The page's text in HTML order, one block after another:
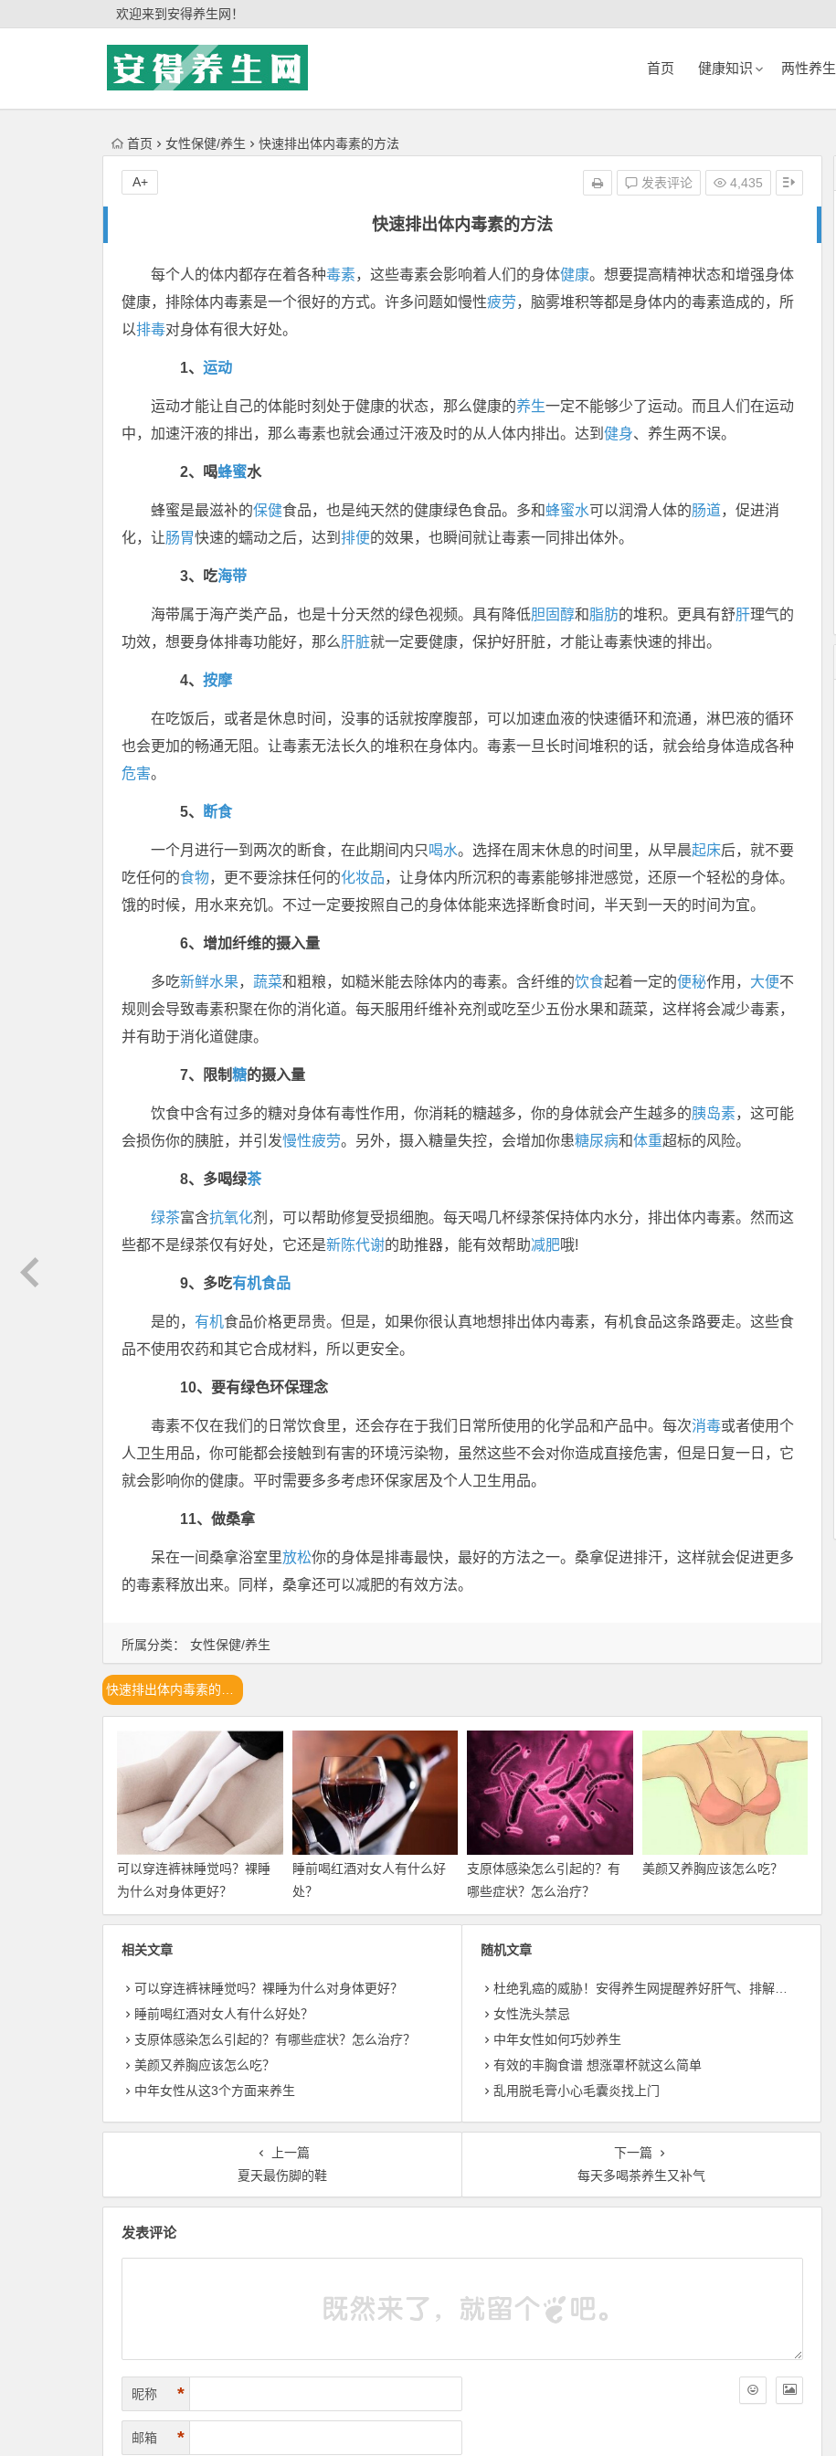
欢迎来到安得养生网！
首页 健康知识 两性养生
首页 女性保健/养生 快速排出体内毒素的方法
快速排出体内毒素的方法
发表评论 4,435
A+
所属分类： 女性保健/养生
每个人的体内都存在着各种毒素，这些毒素会影响着人们的身体健康。想要提高精神状态和增强身体
健康，排除体内毒素是一个很好的方式。许多问题如慢性疲劳，脑雾堆积等都是身体内的毒素造成的，所
以排毒对身体有很大好处。
1、 运动
运动才能让自己的体能时刻处于健康的状态，那么健康的养生一定不能够少了运动。而且人们在运动
中，加速汗液的排出，那么毒素也就会通过汗液及时的从人体内排出。达到 健身、养生两不误。
2、喝蜂蜜水
蜂蜜是最滋补的保健食品，也是纯天然的健康绿色食品。多和蜂蜜水可以润滑人体的肠道，促进消
化，让肠胃快速的蠕动之后，达到 排便的效果，也瞬间就让毒素一同排出体外。
3、吃海带
海带属于海产类产品，也是十分天然的绿色视频。具有降低胆固醇和脂肪的堆积。更具有舒肝理气的
功效，想要身体排毒功能好，那么肝脏就一定要健康，保护好肝脏，才能让毒素快速的排出。
4、 按摩
在吃饭后，或者是休息时间，没事的话就按摩腹部，可以加速血液的快速循环和流通，淋巴液的循环
也会更加的畅通无阻。让毒素无法长久的堆积在身体内。毒素一旦长时间堆积的话，就会给身体造成各种
危害。
5、 断食
一个月进行一到两次的断食，在此期间内只 喝水。选择在周末休息的时间里，从早晨起床后，就不要
吃任何的食物，更不要涂抹任何的化妆品，让身体内所沉积的毒素能够排泄感觉，还原一个轻松的身体。
饿的时候，用水来充饥。不过一定要按照自己的身体体能来选择断食时间，半天到一天的时间为宜。
6、增加纤维的摄入量
多吃新鲜水果， 蔬菜和粗粮，如糙米能去除体内的毒素。含纤维的饮食起着一定的便秘作用， 大便不
规则会导致毒素积聚在你的消化道。每天服用纤维补充剂或吃至少五份水果和蔬菜，这样将会减少毒素，
并有助于消化道健康。
7、限制糖的摄入量
饮食中含有过多的糖对身体有毒性作用，你消耗的糖越多，你的身体就会产生越多的胰岛素，这可能
会损伤你的胰脏，并引发慢性疲劳。另外，摄入糖量失控，会增加你患糖尿病和体重超标的风险。
8、多喝绿茶
绿茶富含抗氧化剂，可以帮助修复受损细胞。每天喝几杯绿茶保持体内水分，排出体内毒素。然而这
些都不是绿茶仅有好处，它还是新陈代谢的助推器，能有效帮助减肥哦!
9、多吃有机食品
是的， 有机食品价格更昂贵。但是，如果你很认真地想排出体内毒素，有机食品这条路要走。这些食
品不使用农药和其它合成材料，所以更安全。
10、要有绿色环保理念
毒素不仅在我们的日常饮食里，还会存在于我们日常所使用的化学品和产品中。每次消毒或者使用个
人卫生用品，你可能都会接触到有害的环境污染物，虽然这些不会对你造成直接危害，但是日复一日，它
就会影响你的健康。平时需要多多考虑环保家居及个人卫生用品。
11、做桑拿
呆在一间桑拿浴室里放松你的身体是排毒最快，最好的方法之一。桑拿促进排汗，这样就会促进更多
的毒素释放出来。同样，桑拿还可以减肥的有效方法。
可以穿连裤袜睡觉吗？裸睡
为什么对身体更好？
睡前喝红酒对女人有什么好
处？
支原体感染怎么引起的？有
哪些症状？怎么治疗？
美颜又养胸应该怎么吃？
相关文章
可以穿连裤袜睡觉吗？裸睡为什么对身体更好？
睡前喝红酒对女人有什么好处？
支原体感染怎么引起的？有哪些症状？怎么治疗？
美颜又养胸应该怎么吃？
中年女性从这3个方面来养生
随机文章
杜绝乳癌的威胁！安得养生网提醒养好肝气、排解压力
女性洗头禁忌
中年女性如何巧妙养生
有效的丰胸食谱 想涨罩杯就这么简单
乱用脱毛膏小心毛囊炎找上门
上一篇
夏天最伤脚的鞋
下一篇
每天多喝茶养生又补气
发表评论
昵称 *
邮箱 *